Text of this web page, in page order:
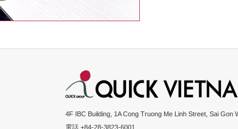
4F IBC Building, 1A Cong Truong Me Linh Street, Sai Gon
電話 +84-28-3823-6001